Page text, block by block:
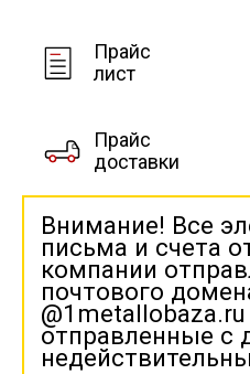
Прайс
лист
Прайс
доставки
Внимание! Все
письма и счета
компании
почтового
отправленные с